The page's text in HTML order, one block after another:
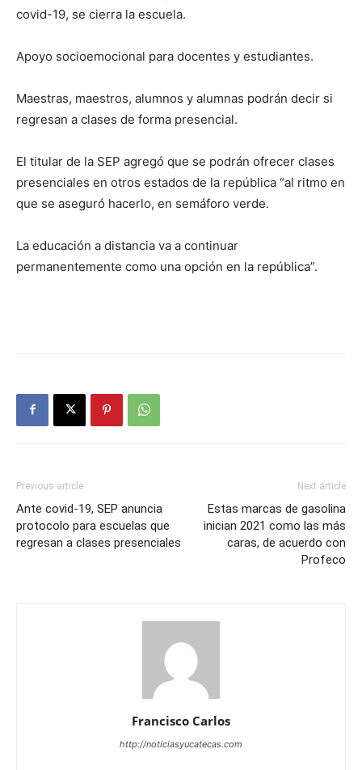
covid-19, se cierra la escuela.
Apoyo socioemocional para docentes y estudiantes.
Maestras, maestros, alumnos y alumnas podrán decir si
regresan a clases de forma presencial.
El titular de la SEP agregó que se podrán ofrecer clases
presenciales en otros estados de la república “al ritmo en
que se aseguró hacerlo, en semáforo verde.
La educación a distancia va a continuar
permanentemente como una opción en la república”.
Previous article
Ante covid-19, SEP anuncia
protocolo para escuelas que
regresan a clases presenciales
Next article
Estas marcas de gasolina
inician 2021 como las más
caras, de acuerdo con
Profeco
Francisco Carlos
http://noticiasyucatecas.com